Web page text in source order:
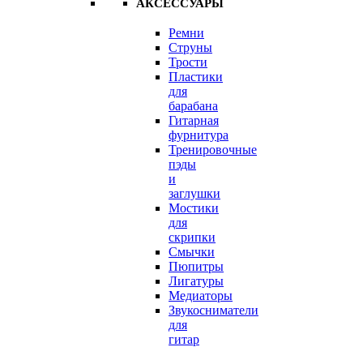
АКСЕССУАРЫ
Ремни
Струны
Трости
Пластики
для
барабана
Гитарная
фурнитура
Тренировочные
пэды
и
заглушки
Мостики
для
скрипки
Смычки
Пюпитры
Лигатуры
Медиаторы
Звукосниматели
для
гитар